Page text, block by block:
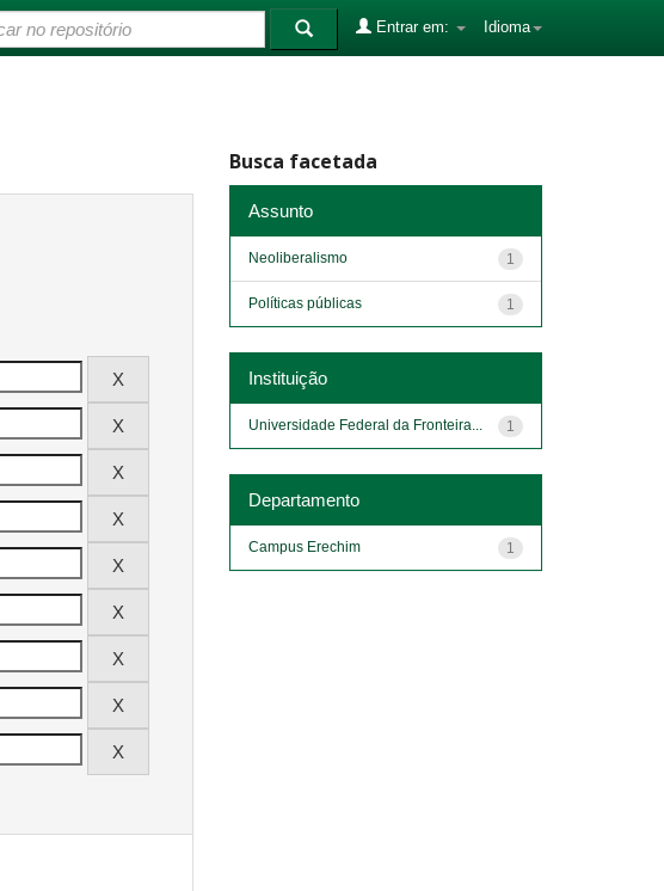
Idioma
Entrar em:
Busca facetada
Assunto
1
Neoliberalismo
1
Políticas públicas
Instituição
1
Universidade Federal da Fronteira...
Departamento
1
Campus Erechim